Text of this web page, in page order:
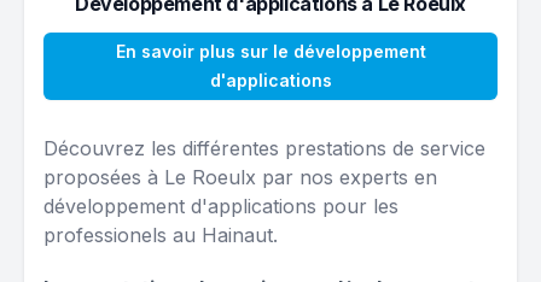
En savoir plus sur le développement
d'applications
Découvrez les différentes prestations de service
proposées à Le Roeulx par nos experts en
développement d'applications pour les
professionels au Hainaut.